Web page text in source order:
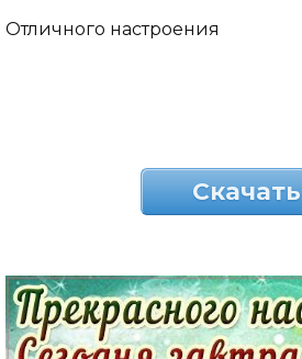
Отличного настроения
Скачать